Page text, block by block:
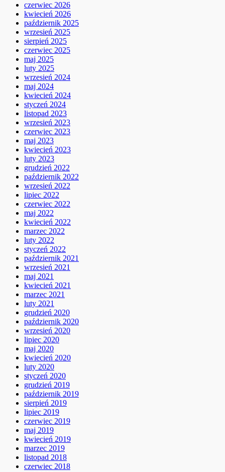
czerwiec 2026
kwiecień 2026
październik 2025
wrzesień 2025
sierpień 2025
czerwiec 2025
maj 2025
luty 2025
wrzesień 2024
maj 2024
kwiecień 2024
styczeń 2024
listopad 2023
wrzesień 2023
czerwiec 2023
maj 2023
kwiecień 2023
luty 2023
grudzień 2022
październik 2022
wrzesień 2022
lipiec 2022
czerwiec 2022
maj 2022
kwiecień 2022
marzec 2022
luty 2022
styczeń 2022
październik 2021
wrzesień 2021
maj 2021
kwiecień 2021
marzec 2021
luty 2021
grudzień 2020
październik 2020
wrzesień 2020
lipiec 2020
maj 2020
kwiecień 2020
luty 2020
styczeń 2020
grudzień 2019
październik 2019
sierpień 2019
lipiec 2019
czerwiec 2019
maj 2019
kwiecień 2019
marzec 2019
listopad 2018
czerwiec 2018